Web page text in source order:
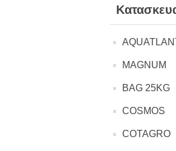
MAGNUM
BAG 25KG
COSMOS
COTAGRO